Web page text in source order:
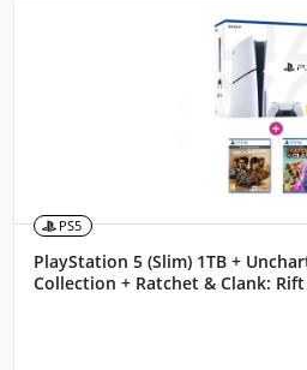
PS5
PlayStation 5 (Slim) 1TB +
Collection + Ratchet & Clank: